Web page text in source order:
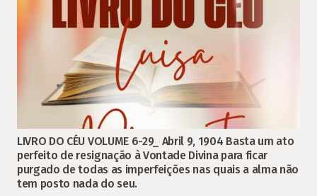
LIVRO DO CÉU VOLUME 6-29_ Abril 9, 1904 Basta um ato
perfeito de resignação à Vontade Divina para ficar
purgado de todas as imperfeições nas quais a alma não
tem posto nada do seu.